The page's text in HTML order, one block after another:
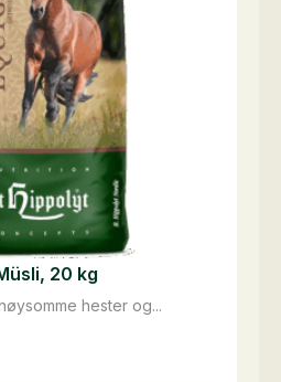
hester og...
20 kg